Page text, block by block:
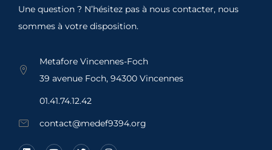
Une question ? N’hésitez pas à nous contacter, nous
sommes à votre disposition.
Metafore Vincennes-Foch
39 avenue Foch, 94300 Vincennes
01.41.74.12.42
contact@medef9394.org